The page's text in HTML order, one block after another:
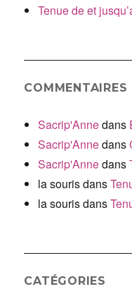
Tenue de et
COMMENTAIRES
Sacrip'Annedans
Sacrip'Annedans
Sacrip'Annedans
la sourisdans
la sourisdans
CATÉGORIES